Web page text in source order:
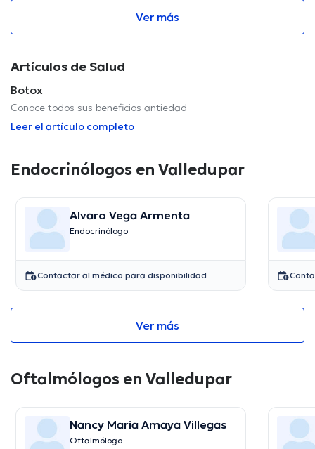
Ver más
Artículos de Salud
Botox
Conoce todos sus beneficios antiedad
Leer el artículo completo
Endocrinólogos en Valledupar
Alvaro Vega Armenta
Endocrinólogo
Contactar al médico para disponibilidad
Ver más
Oftalmólogos en Valledupar
Nancy Maria Amaya Villegas
Oftalmólogo